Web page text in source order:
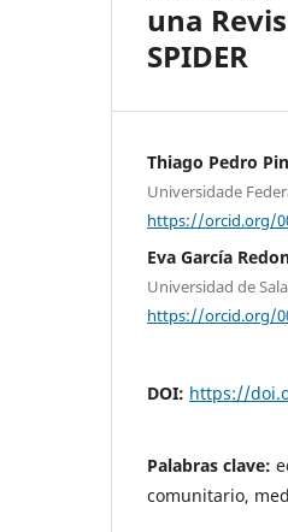
una
SPIDER
Thiago Pedro
Universidade
https://orcid.org/
Eva García
Universidad de
https://orcid.org/
DOI: https://
Palabras clave:
comunitario,